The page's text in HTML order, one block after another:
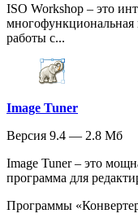
ISO Workshop – это
многофункциональная
работы с...
Image Tuner
Версия 9.4 — 2.8 Мб
Image Tuner – это
программа для
Программы